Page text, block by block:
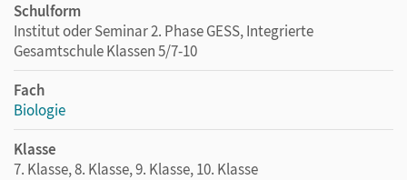
Schulform
Institut oder Seminar 2. Phase GESS, Integrierte
Gesamtschule Klassen 5/7-10
Fach
Biologie
Klasse
7. Klasse, 8. Klasse, 9. Klasse, 10. Klasse